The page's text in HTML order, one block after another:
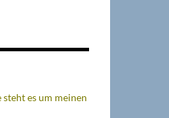
es um meinen